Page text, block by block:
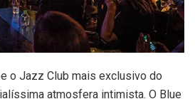
o Jazz Club mais exclusivo do
atmosfera intimista. O Blue